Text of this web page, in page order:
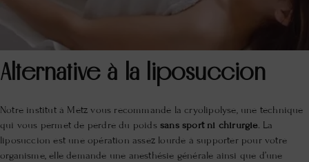
Alternative à la liposuccion
Notre institut à Metz vous recommande la cryolipolyse, une technique
qui vous permet de perdre du poids sans sport ni chirurgie. La
liposuccion est une opération assez lourde à supporter pour votre
organisme, elle demande une anesthésie générale ainsi que d’une